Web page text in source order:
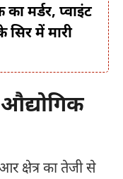
मर्डर, प्वाइंट
में मारी
क्षेत्र का तेजी से